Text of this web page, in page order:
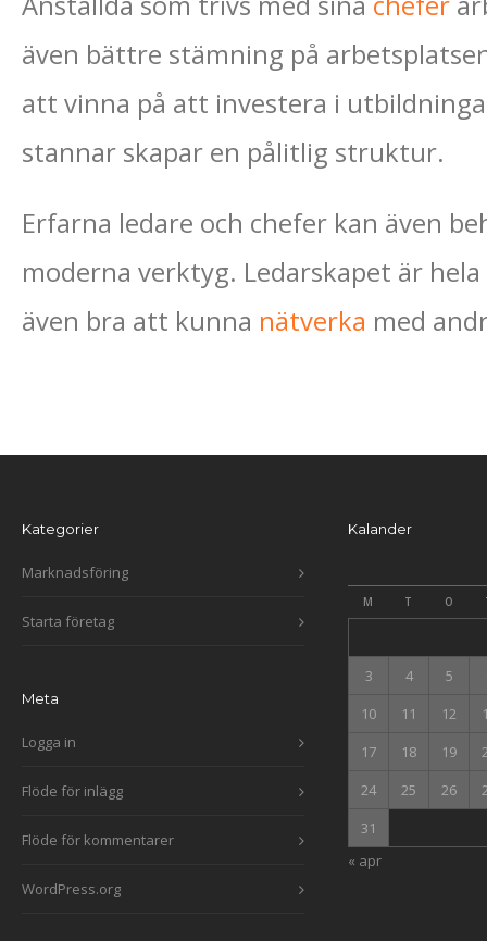
även bättre stämning på
att vinna på att investera i
stannar skapar en pålitlig struktur.
Erfarna ledare och chefer kan även
moderna verktyg. Ledarskapet är
även bra att kunna nätverka med
Kategorier
Marknadsföring
Starta företag
Meta
Logga in
Flöde för inlägg
Flöde för kommentarer
WordPress.org
Kalander
M T O
3 4 5
10
11 12
17
18 19
24
25 26
31
« apr